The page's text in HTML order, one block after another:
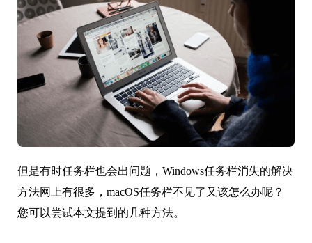
但是有时任务栏也会出问题，Windows任务栏消失的解决
方法网上有很多，macOS任务栏不见了又该怎么办呢？
您可以尝试本文提到的几种方法。